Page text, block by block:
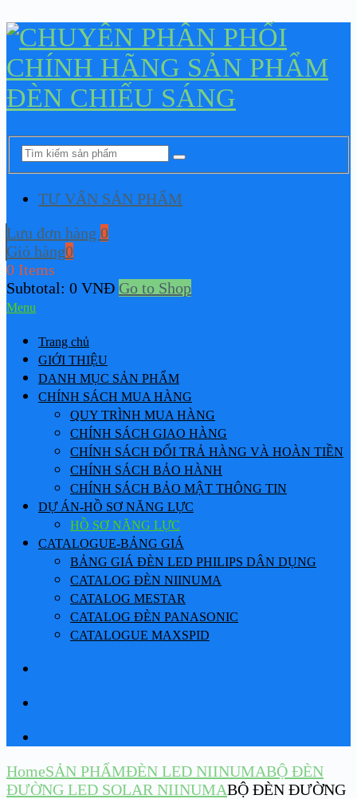
TƯ VẤN SẢN PHẨM
Lưu đơn hàng 0
Giỏ hàng0
0 Items
Subtotal: 0 VNĐ Go to Shop
Menu
Trang chủ
GIỚI THIỆU
DANH MỤC SẢN PHẨM
CHÍNH SÁCH MUA HÀNG
QUY TRÌNH MUA HÀNG
CHÍNH SÁCH GIAO HÀNG
CHÍNH SÁCH ĐỔI TRẢ HÀNG VÀ HOÀN TIỀN
CHÍNH SÁCH BẢO HÀNH
CHÍNH SÁCH BẢO MẬT THÔNG TIN
DỰ ÁN-HỒ SƠ NĂNG LỰC
HỒ SƠ NĂNG LỰC
CATALOGUE-BẢNG GIÁ
BẢNG GIÁ ĐÈN LED PHILIPS DÂN DỤNG
CATALOG ĐÈN NIINUMA
CATALOG MESTAR
CATALOG ĐÈN PANASONIC
CATALOGUE MAXSPID
HomeSẢN PHẨMĐÈN LED NIINUMABỘ ĐÈN
ĐƯỜNG LED SOLAR NIINUMABỘ ĐÈN ĐƯỜNG